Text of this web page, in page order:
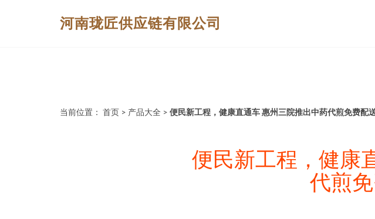
河南珑匠供应链有限公司
当前位置： 首页 > 产品大全 > 便民新工程，健康直通车 惠州三院推出中药代煎免费配
便民新工程，健康
代煎